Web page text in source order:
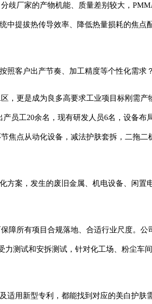
歧厂家的产物机能、质量差别较大，
中提拔热传导效率、降低热量损耗的焦点
客户出产节奏、加工精度等个性化需求？
更是成为良多高要求工业项目标刚需产
员工20余名，现有研发人员6名，设备布
点从动化设备，减法护肤套拆，二拖二
案，发生的废旧金属、机电设备、闲置
所有项目合规落地、合适行业尺度。公
测试和安拆测试，针对化工场、粉尘车
用新型专利，都能找到对应的美白护肤